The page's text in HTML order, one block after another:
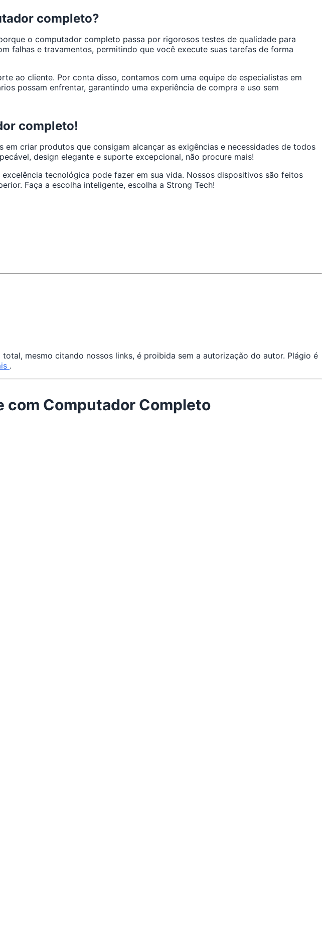
completo?
o computador completo passa por rigorosos testes de qualidade para
falhas e travamentos, permitindo que você execute suas tarefas de forma
ao cliente. Por conta disso, contamos com uma equipe de especialistas em
possam enfrentar, garantindo uma experiência de compra e uso sem
completo!
criar produtos que consigam alcançar as exigências e necessidades de todos
design elegante e suporte excepcional, não procure mais!
tecnológica pode fazer em sua vida. Nossos dispositivos são feitos
Faça a escolha inteligente, escolha a Strong Tech!
mesmo citando nossos links, é proibida sem a autorização do autor. Plágio é
.
com Computador Completo